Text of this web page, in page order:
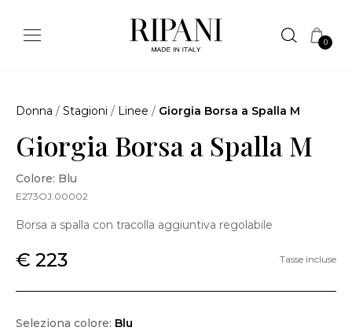
0
Donna / Stagioni / Linee / Giorgia Borsa a Spalla M
Giorgia Borsa a Spalla M
Colore: Blu
E273OJ.00002
Borsa a spalla con tracolla aggiuntiva regolabile
€ 223 Tasse incluse
Seleziona colore: Blu